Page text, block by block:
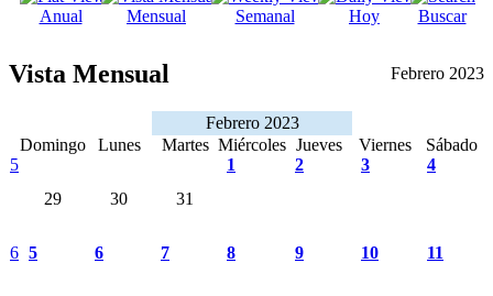
Anual Mensual Semanal Hoy Buscar
Vista Mensual Febrero 2023
Febrero 2023
Domingo
Lunes Martes Miércoles Jueves Viernes
Sábado
5
29
30 31
1 2 3 4
6 5 6 7 8 9 10 11